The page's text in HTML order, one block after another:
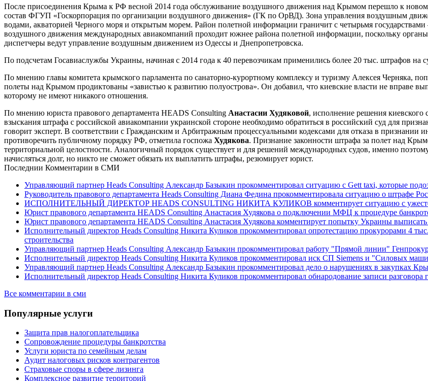
После присоединения Крыма к РФ весной 2014 года обслуживание воздушного движения над Крымом перешло к
состав ФГУП «Госкорпорация по организации воздушного движения» (ГК по ОрВД). Зона управления воздушным
водами, акваторией Черного моря и открытым морем. Район полетной информации граничит с четырьмя
воздушного движения международных авиакомпаний проходит южнее района полетной информации, поскольку
диспетчеры ведут управление воздушным движением из Одессы и Днепропетровска.
По подсчетам Госавиаслужбы Украины, начиная с 2014 года к 40 перевозчикам применились более 20 тыс. штрафов на
По мнению главы комитета крымского парламента по санаторно-курортному комплексу и туризму Алексея Черняка,
полеты над Крымом продиктованы «завистью к развитию полуострова». Он добавил, что киевские власти не вправе
которому не имеют никакого отношения.
По мнению юриста правового департамента HEADS Consulting Анастасии Худяковой, исполнение решения киевского
взыскания штрафа с российской авиакомпании украинской стороне необходимо обратиться в российский суд для
говорит эксперт. В соответствии с Гражданским и Арбитражным процессуальными кодексами для отказа в признании
противоречить публичному порядку РФ, отметила госпожа Худякова. Признание законности штрафа за полет над
территориальной целостности. Аналогичный порядок существует и для решений международных судов, именно
начисляться долг, но никто не сможет обязать их выплатить штрафы, резюмирует юрист.
Последнии Комментарии в СМИ
Управляющий партнер Heads Consulting Александр Базыкин прокомментировал ситуацию с Gett taxi, которые
Руководитель правового департамента Heads Consulting Диана Федина прокомментировала ситуацию о
ИСПОЛНИТЕЛЬНЫЙ ДИРЕКТОР HEADS CONSULTING НИКИТА КУЛИКОВ комментирует ситуацию с
Юрист правового департамента HEADS Consulting Анастасия Худякова о подключении МФЦ к процедуре
Юрист правового департамента HEADS Consulting Анастасия Худякова комментирует попытку Украины
Исполнительный директор Heads Consulting Никита Куликов прокомментировал опротестацию прокурорами 4
строительства
Управляющий партнер Heads Consulting Александр Базыкин прокомментировал работу "Прямой линии"
Исполнительный директор Heads Consulting Никита Куликов прокомментировал иск СП Siemens и "Силовых
Управляющий партнер Heads Consulting Александр Базыкин прокомментировал дело о нарушениях в закупках
Исполнительный директор Heads Consulting Никита Куликов прокомментировал обнародование записи
Все комментарии в сми
Популярные услуги
Защита прав налогоплательщика
Сопровождение процедуры банкротства
Услуги юриста по семейным делам
Аудит налоговых рисков контрагентов
Страховые споры в сфере лизинга
Комплексное развитие территорий